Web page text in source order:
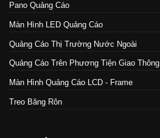
Pano Quảng Cáo
Màn Hình LED Quảng Cáo
Quảng Cáo Thị Trường Nước Ngoài
Quảng Cáo Trên Phương Tiện Giao Thông
Màn Hình Quảng Cáo LCD - Frame
Treo Băng Rôn